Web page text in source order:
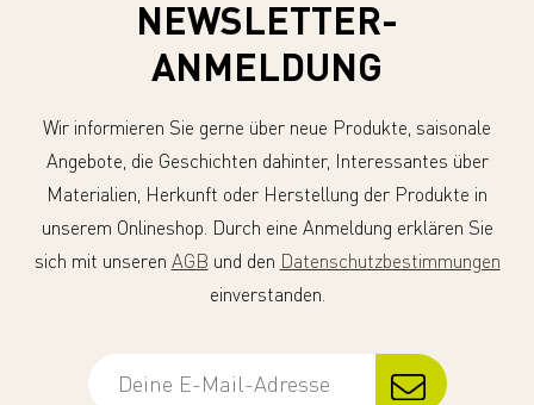
NEWSLETTER-
ANMELDUNG
Wir informieren Sie gerne über neue Produkte, saisonale
Angebote, die Geschichten dahinter, Interessantes über
Materialien, Herkunft oder Herstellung der Produkte in
unserem Onlineshop. Durch eine Anmeldung erklären Sie
sich mit unseren AGB und den Datenschutzbestimmungen
einverstanden.